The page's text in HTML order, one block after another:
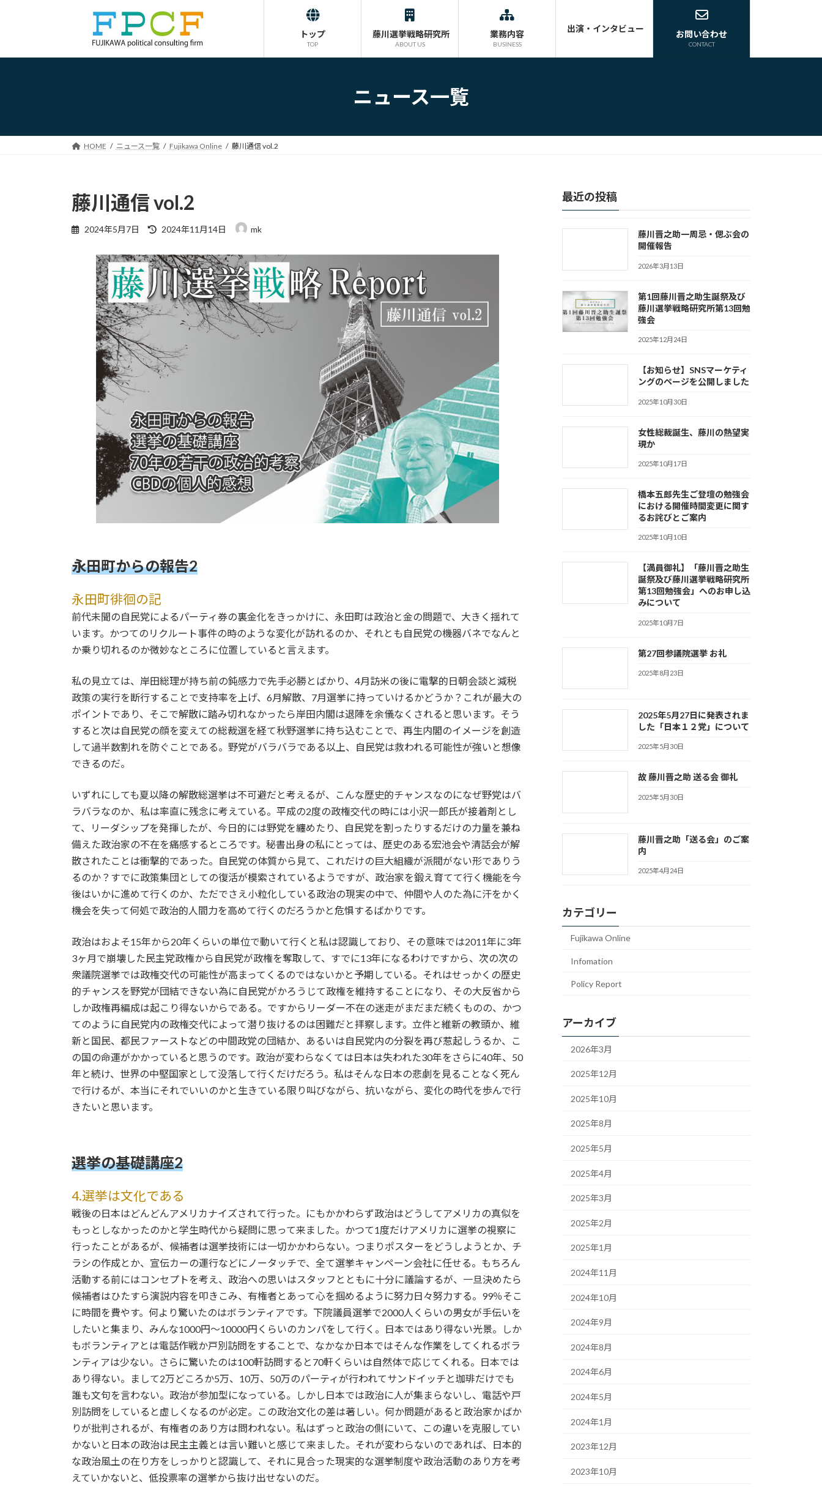
プ
動
トップ
TOP
藤川選挙戦略研究所
ABOUT US
業務内容
BUSINESS
出演・インタビュー お問い合わせ
CONTACT
ニュース一覧
HOME ニュース一覧 Fujikawa Online 藤川通信 vol.2
藤川通信 vol.2
2024年5月7日
最
新
日
時
:
2024年11月14日 mk
永田町からの報告2
永田町徘徊の記
前代未聞の自民党によるパーティ券の裏金化をきっかけに、永田町は政治と金の問題で、大きく揺れて
います。かつてのリクルート事件の時のような変化が訪れるのか、それとも自民党の機器バネでなんと
か乗り切れるのか微妙なところに位置していると言えます。
私の見立ては、岸田総理が持ち前の鈍感力で先手必勝とばかり、4月訪米の後に電撃的日朝会談と減税
政策の実行を断行することで支持率を上げ、6月解散、7月選挙に持っていけるかどうか？これが最大の
ポイントであり、そこで解散に踏み切れなかったら岸田内閣は退陣を余儀なくされると思います。そう
すると次は自民党の顔を変えての総裁選を経て秋野選挙に持ち込むことで、再生内閣のイメージを創造
して過半数割れを防ぐことである。野党がバラバラである以上、自民党は救われる可能性が強いと想像
できるのだ。
いずれにしても夏以降の解散総選挙は不可避だと考えるが、こんな歴史的チャンスなのになぜ野党はバ
ラバラなのか、私は率直に残念に考えている。平成の2度の政権交代の時には小沢一郎氏が接着剤とし
て、リーダシップを発揮したが、今日的には野党を纏めたり、自民党を割ったりするだけの力量を兼ね
備えた政治家の不在を痛感するところです。秘書出身の私にとっては、歴史のある宏池会や清話会が解
散されたことは衝撃的であった。自民党の体質から見て、これだけの巨大組織が派閥がない形でありう
るのか？すでに政策集団としての復活が模索されているようですが、政治家を鍛え育てて行く機能を今
後はいかに進めて行くのか、ただでさえ小粒化している政治の現実の中で、仲間や人のた為に汗をかく
機会を失って何処で政治的人間力を高めて行くのだろうかと危惧するばかりです。
政治はおよそ15年から20年くらいの単位で動いて行くと私は認識しており、その意味では2011年に3年
3ヶ月で崩壊した民主党政権から自民党が政権を奪取して、すでに13年になるわけですから、次の次の
衆議院選挙では政権交代の可能性が高まってくるのではないかと予期している。それはせっかくの歴史
的チャンスを野党が団結できない為に自民党がかろうじて政権を維持することになり、その大反省から
しか政権再編成は起こり得ないからである。ですからリーダー不在の迷走がまだまだ続くものの、かつ
てのように自民党内の政権交代によって潜り抜けるのは困難だと拝察します。立件と維新の教頭か、維
新と国民、都民ファーストなどの中間政党の団結か、あるいは自民党内の分裂を再び惹起しうるか、こ
の国の命運がかかっていると思うのです。政治が変わらなくては日本は失われた30年をさらに40年、50
年と続け、世界の中堅国家として没落して行くだけだろう。私はそんな日本の悲劇を見ることなく死ん
で行けるが、本当にそれでいいのかと生きている限り叫びながら、抗いながら、変化の時代を歩んで行
きたいと思います。
選挙の基礎講座2
4.選挙は文化である
戦後の日本はどんどんアメリカナイズされて行った。にもかかわらず政治はどうしてアメリカの真似を
もっとしなかったのかと学生時代から疑問に思って来ました。かつて1度だけアメリカに選挙の視察に
行ったことがあるが、候補者は選挙技術には一切かかわらない。つまりポスターをどうしようとか、チ
ラシの作成とか、宣伝カーの運行などにノータッチで、全て選挙キャンペーン会社に任せる。もちろん
活動する前にはコンセプトを考え、政治への思いはスタッフとともに十分に議論するが、一旦決めたら
候補者はひたすら演説内容を叩きこみ、有権者とあって心を掴めるように努力日々努力する。99％そこ
に時間を費やす。何より驚いたのはボランティアです。下院議員選挙で2000人くらいの男女が手伝いを
したいと集まり、みんな1000円～10000円くらいのカンパをして行く。日本ではあり得ない光景。しか
もボランティアとは電話作戦か戸別訪問をすることで、なかなか日本ではそんな作業をしてくれるボラ
ンティアは少ない。さらに驚いたのは100軒訪問すると70軒くらいは自然体で応じてくれる。日本では
あり得ない。まして2万どころか5万、10万、50万のパーティが行われてサンドイッチと珈琲だけでも
誰も文句を言わない。政治が参加型になっている。しかし日本では政治に人が集まらないし、電話や戸
別訪問をしていると虚しくなるのが必定。この政治文化の差は著しい。何か問題があると政治家かばか
りが批判されるが、有権者のあり方は問われない。私はずっと政治の側にいて、この違いを克服してい
かないと日本の政治は民主主義とは言い難いと感じて来ました。それが変わらないのであれば、日本的
な政治風土の在り方をしっかりと認識して、それに見合った現実的な選挙制度や政治活動のあり方を考
えていかないと、低投票率の選挙から抜け出せないのだ。
最近の投稿
藤川晋之助一周忌・偲ぶ会の
開催報告
2026年3月13日
第1回藤川晋之助生誕祭及び
藤川選挙戦略研究所第13回勉
強会
2025年12月24日
【お知らせ】SNSマーケティ
ングのページを公開しました
2025年10月30日
女性総裁誕生、藤川の熱望実
現か
2025年10月17日
橋本五郎先生ご登壇の勉強会
における開催時間変更に関す
るお詫びとご案内
2025年10月10日
【満員御礼】「藤川晋之助生
誕祭及び藤川選挙戦略研究所
第13回勉強会」へのお申し込
みについて
2025年10月7日
第27回参議院選挙 お礼
2025年8月23日
2025年5月27日に発表されま
した「日本１２党」について
2025年5月30日
故 藤川晋之助 送る会 御礼
2025年5月30日
藤川晋之助「送る会」のご案
内
2025年4月24日
カテゴリー
Fujikawa Online
Infomation
Policy Report
アーカイブ
2026年3月
2025年12月
2025年10月
2025年8月
2025年5月
2025年4月
2025年3月
2025年2月
2025年1月
2024年11月
2024年10月
2024年9月
2024年8月
2024年6月
2024年5月
2024年1月
2023年12月
2023年10月